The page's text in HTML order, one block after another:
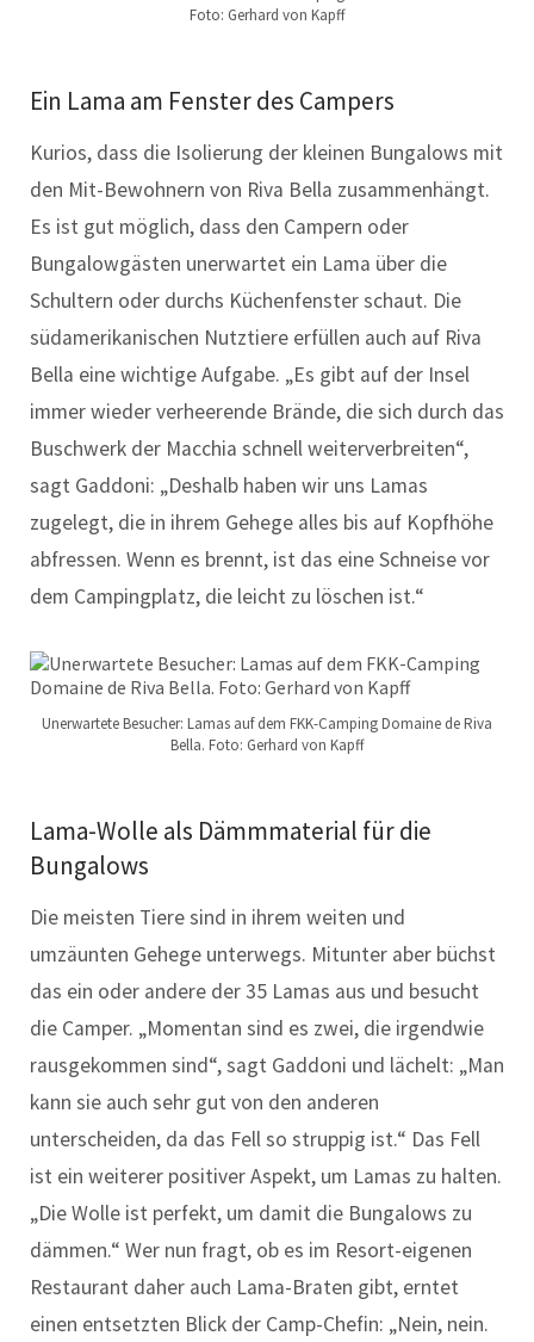
Foto: Gerhard von Kapff
Ein Lama am Fenster des Campers
Kurios, dass die Isolierung der kleinen Bungalows mit
den Mit-Bewohnern von Riva Bella zusammenhängt.
Es ist gut möglich, dass den Campern oder
Bungalowgästen unerwartet ein Lama über die
Schultern oder durchs Küchenfenster schaut. Die
südamerikanischen Nutztiere erfüllen auch auf Riva
Bella eine wichtige Aufgabe. „Es gibt auf der Insel
immer wieder verheerende Brände, die sich durch das
Buschwerk der Macchia schnell weiterverbreiten“,
sagt Gaddoni: „Deshalb haben wir uns Lamas
zugelegt, die in ihrem Gehege alles bis auf Kopfhöhe
abfressen. Wenn es brennt, ist das eine Schneise vor
dem Campingplatz, die leicht zu löschen ist.“
Unerwartete Besucher: Lamas auf dem FKK-Camping Domaine de Riva
Bella. Foto: Gerhard von Kapff
Lama-Wolle als Dämmmaterial für die
Bungalows
Die meisten Tiere sind in ihrem weiten und
umzäunten Gehege unterwegs. Mitunter aber büchst
das ein oder andere der 35 Lamas aus und besucht
die Camper. „Momentan sind es zwei, die irgendwie
rausgekommen sind“, sagt Gaddoni und lächelt: „Man
kann sie auch sehr gut von den anderen
unterscheiden, da das Fell so struppig ist.“ Das Fell
ist ein weiterer positiver Aspekt, um Lamas zu halten.
„Die Wolle ist perfekt, um damit die Bungalows zu
dämmen.“ Wer nun fragt, ob es im Resort-eigenen
Restaurant daher auch Lama-Braten gibt, erntet
einen entsetzten Blick der Camp-Chefin: „Nein, nein.